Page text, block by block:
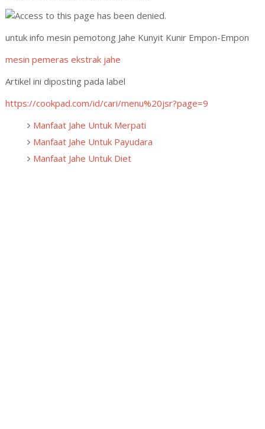
untuk info mesin pemotong Jahe Kunyit Kunir Empon-Empon
mesin pemeras ekstrak jahe
Artikel ini diposting pada label
https://cookpad.com/id/cari/menu%20jsr?page=9
Manfaat Jahe Untuk Merpati
Manfaat Jahe Untuk Payudara
Manfaat Jahe Untuk Diet